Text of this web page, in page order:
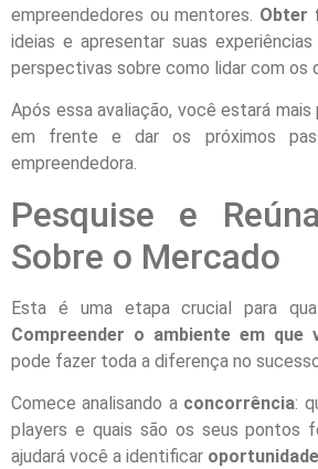
empreendedores ou mentores. Obter
ideias e apresentar suas
perspectivas sobre como lidar com os
Após essa avaliação, você estará mais
em frente e dar os próximos
empreendedora.
Pesquise e
Sobre o Mercado
Esta é uma etapa crucial para
Compreender o ambiente em que
pode fazer toda a diferença no
Comece analisando a concorrência:
players e quais são os seus pontos
ajudará você a identificar